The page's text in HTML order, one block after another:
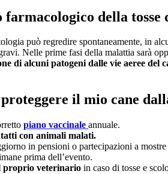
della tosse
può regredire spontaneamente, in
Nelle prime fasi della malattia sarà
di alcuni patogeni dalle vie aeree del
proteggere il mio cane
piano vaccinale annuale.
con animali malati.
in pensioni o partecipazioni a
prima dell’evento.
proprio veterinario in caso di tosse e